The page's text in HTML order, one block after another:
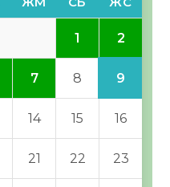
1 2
7 8 9
14 15 16
21 22 23